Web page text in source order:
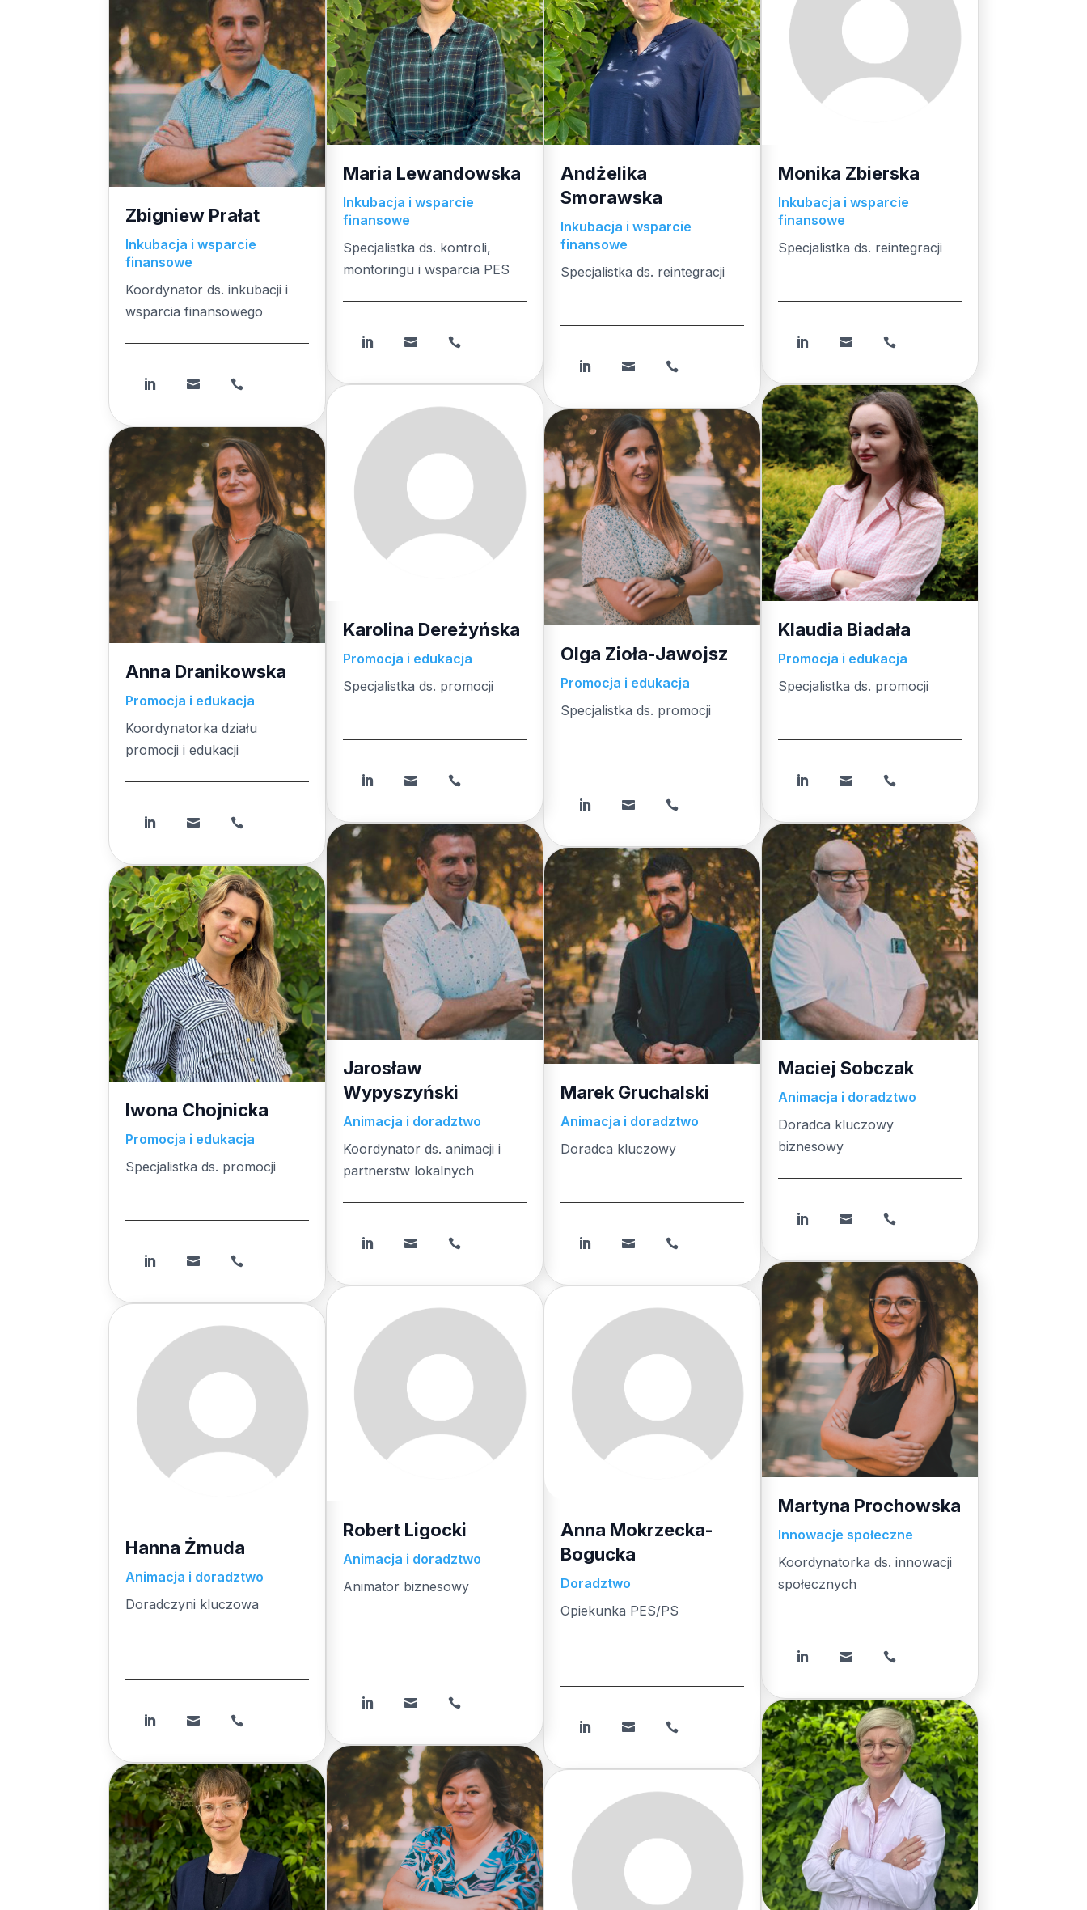
Zbigniew Prałat
Inkubacja i wsparcie
finansowe
Koordynator ds. inkubacji i
wsparcia finansowego
  
Anna Dranikowska
Promocja i edukacja
Koordynatorka działu
promocji i edukacji
  
Iwona Chojnicka
Promocja i edukacja
Specjalistka ds. promocji
  
Hanna Żmuda
Animacja i doradztwo
Doradczyni kluczowa
  
Maria Lewandowska
Inkubacja i wsparcie
finansowe
Specjalistka ds. kontroli,
montoringu i wsparcia PES
  
Karolina Dereżyńska
Promocja i edukacja
Specjalistka ds. promocji
  
Jarosław
Wypyszyński
Animacja i doradztwo
Koordynator ds. animacji i
partnerstw lokalnych
  
Robert Ligocki
Animacja i doradztwo
Animator biznesowy
  
Andżelika
Smorawska
Inkubacja i wsparcie
finansowe
Specjalistka ds. reintegracji
  
Olga Zioła-Jawojsz
Promocja i edukacja
Specjalistka ds. promocji
  
Marek Gruchalski
Animacja i doradztwo
Doradca kluczowy
  
Anna Mokrzecka-
Bogucka
Doradztwo
Opiekunka PES/PS
  
Monika Zbierska
Inkubacja i wsparcie
finansowe
Specjalistka ds. reintegracji
  
Klaudia Biadała
Promocja i edukacja
Specjalistka ds. promocji
  
Maciej Sobczak
Animacja i doradztwo
Doradca kluczowy
biznesowy
  
Martyna Prochowska
Innowacje społeczne
Koordynatorka ds. innowacji
społecznych
  